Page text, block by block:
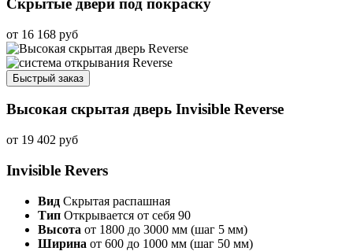
Скрытые двери под покраску
от 16 168 руб
Быстрый заказ
Высокая скрытая дверь Invisible Reverse
от 19 402 руб
Invisible Revers
Вид Скрытая распашная
Тип Открывается от себя 90
Высота от 1800 до 3000 мм (шаг 5 мм)
Ширина от 600 до 1000 мм (шаг 50 мм)